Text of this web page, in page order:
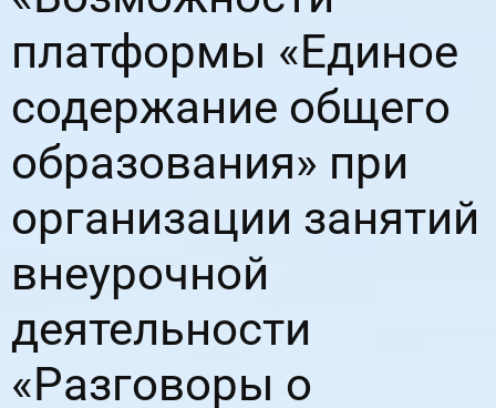
платформы «Единое
содержание общего
образования» при
организации занятий
внеурочной
деятельности
«Разговоры о